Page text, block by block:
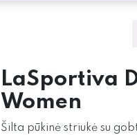
LaSportiva
Women
Šilta pūkinė striukė su